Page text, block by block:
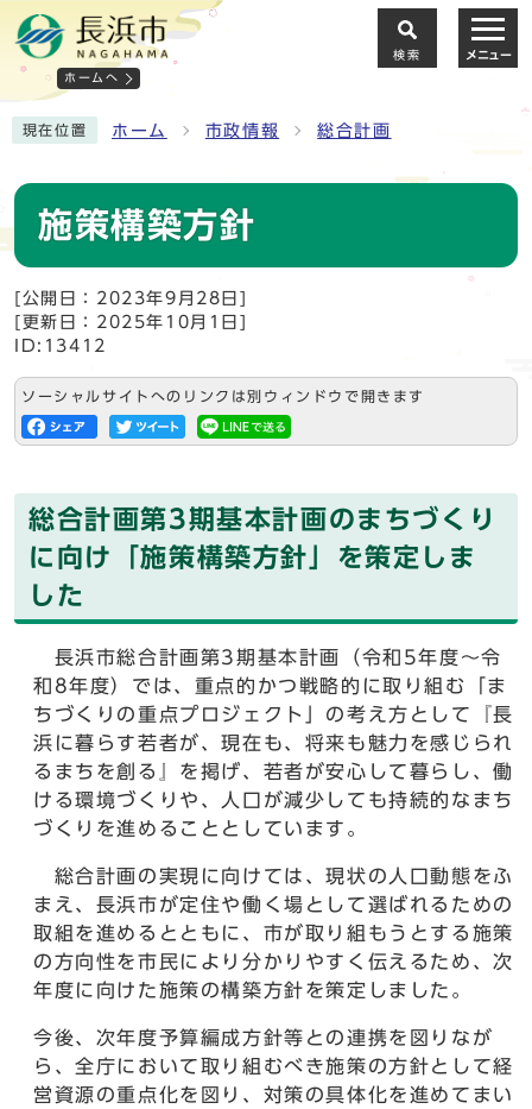
ホームへ
検索 メニュー
現在位置 ホーム 市政情報 総合計画
施策構築方針
[公開日：2023年9月28日]
[更新日：2025年10月1日]
ID:13412
ソーシャルサイトへのリンクは別ウィンドウで開きます
総合計画第3期基本計画のまちづくり
に向け「施策構築方針」を策定しま
した
長浜市総合計画第3期基本計画（令和5年度～令
和8年度）では、重点的かつ戦略的に取り組む「ま
ちづくりの重点プロジェクト」の考え方として『長
浜に暮らす若者が、現在も、将来も魅力を感じられ
るまちを創る』を掲げ、若者が安心して暮らし、働
ける環境づくりや、人口が減少しても持続的なまち
づくりを進めることとしています。
総合計画の実現に向けては、現状の人口動態をふ
まえ、長浜市が定住や働く場として選ばれるための
取組を進めるとともに、市が取り組もうとする施策
の方向性を市民により分かりやすく伝えるため、次
年度に向けた施策の構築方針を策定しました。
今後、次年度予算編成方針等との連携を図りなが
ら、全庁において取り組むべき施策の方針として経
営資源の重点化を図り、対策の具体化を進めてまい